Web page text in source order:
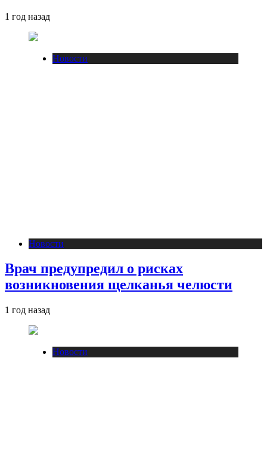
1 год назад
Новости
Новости
Врач предупредил о рисках
возникновения щелканья челюсти
1 год назад
Новости